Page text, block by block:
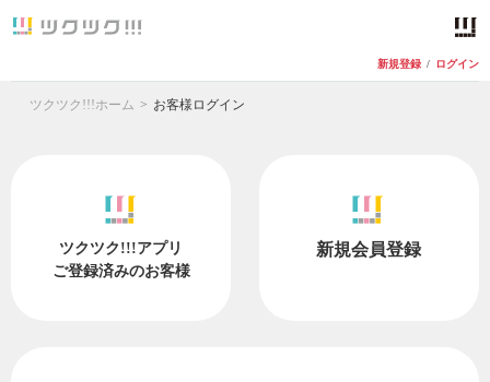
新規登録 / ログイン
ツクツク!!!ホーム お客様ログイン
ツクツク!!!アプリ
ご登録済みのお客様
新規会員登録